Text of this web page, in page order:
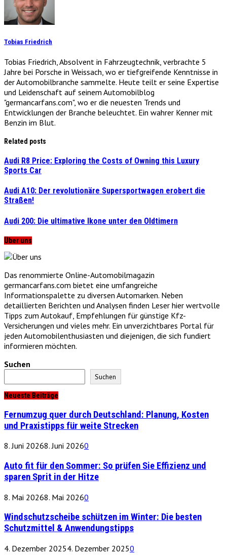
Tobias Friedrich
Tobias Friedrich, Absolvent in Fahrzeugtechnik, verbrachte 5
Jahre bei Porsche in Weissach, wo er tiefgreifende Kenntnisse in
der Automobilbranche sammelte. Heute teilt er seine Expertise
und Leidenschaft auf seinem Automobilblog
"germancarfans.com", wo er die neuesten Trends und
Entwicklungen der Branche beleuchtet. Ein wahrer Kenner mit
Benzin im Blut.
Related posts
Audi R8 Price: Exploring the Costs of Owning this Luxury
Sports Car
Audi A10: Der revolutionäre Supersportwagen erobert die
Straßen!
Audi 200: Die ultimative Ikone unter den Oldtimern
Über uns
Das renommierte Online-Automobilmagazin
germancarfans.com bietet eine umfangreiche
Informationspalette zu diversen Automarken. Neben
detaillierten Berichten und Analysen finden Leser hier wertvolle
Tipps zum Autokauf, Empfehlungen für günstige Kfz-
Versicherungen und vieles mehr. Ein unverzichtbares Portal für
jeden Automobilenthusiasten und diejenigen, die sich fundiert
informieren möchten.
Suchen
Suchen
Neueste Beiträge
Fernumzug quer durch Deutschland: Planung, Kosten
und Praxistipps für weite Strecken
8. Juni 20268. Juni 20260
Auto fit für den Sommer: So prüfen Sie Effizienz und
sparen Sprit in der Hitze
8. Mai 20268. Mai 20260
Windschutzscheibe schützen im Winter: Die besten
Schutzmittel & Anwendungstipps
4. Dezember 20254. Dezember 20250